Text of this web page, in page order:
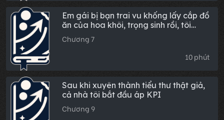
Em gái bị bạn trai vu khống lấy cắp đồ
ăn của hoa khôi, trọng sinh rồi, tôi
quyết quét sạch tất cả
Chương 7
10 phút
Sau khi xuyên thành tiểu thư thật giả,
cả nhà tôi bắt đầu áp KPI
Chương 9